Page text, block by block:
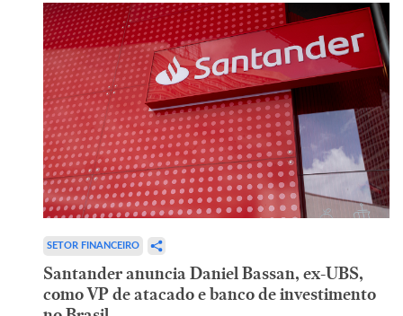
SETOR FINANCEIRO
Santander anuncia Daniel Bassan, ex-UBS,
como VP de atacado e banco de investimento